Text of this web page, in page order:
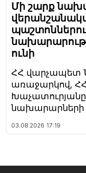
Մի շարք
ունի
ՀՀ վարչապետ
առաջարկով,
Խաչատուրյանը
նախարարների
03.08.2026 17:19